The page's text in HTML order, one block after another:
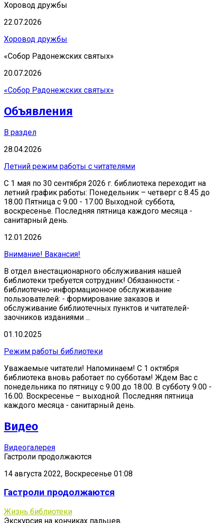
Хоровод дружбы
22.07.2026
Хоровод дружбы
«Собор Радонежских святых»
20.07.2026
«Собор Радонежских святых»
Объявления
В раздел
28.04.2026
Летний режим работы с читателями
С 1 мая по 30 сентября 2026 г. библиотека переходит на
летний график работы: Понедельник – четверг с 8.45 до
18.00 Пятница с 9.00 - 17.00 Выходной: суббота,
воскресенье. Последняя пятница каждого месяца -
санитарный день.
12.01.2026
Внимание! Вакансия!
В отдел внестационарного обслуживания нашей
библиотеки требуется сотрудник! Обязанности: -
библиотечно-информационное обслуживание
пользователей: - формирование заказов и
обслуживание библиотечных пунктов и читателей-
заочников изданиями ...
01.10.2025
Режим работы библиотеки
Уважаемые читатели! Напоминаем! С 1 октября
библиотека вновь работает по субботам! Ждем Вас с
понедельника по пятницу с 9.00 до 18.00. В субботу 9.00 -
16.00. Воскресенье – выходной. Последняя пятница
каждого месяца - санитарный день.
Видео
Видеогалерея
Гастроли продолжаются
14 августа 2022, Воскресенье 01:08
Гастроли продолжаются
Жизнь библиотеки
Экскурсия на кончиках пальцев